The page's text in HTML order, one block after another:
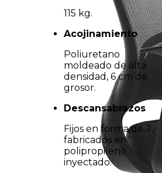
115 kg.
Acojinamiento
Poliuretano
moldeado de alta
densidad, 6 cm de
grosor.
Descansabrazos
Fijos en forma de T,
fabricados en
polipropileno
inyectado.